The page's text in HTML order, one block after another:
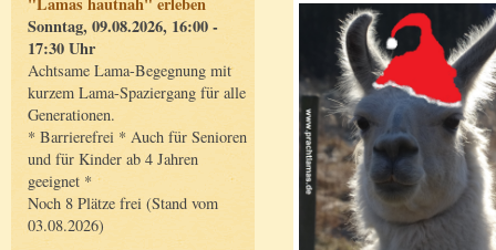
Sonntag, 09.08.2026, 16:00 -
17:30 Uhr
Achtsame Lama-Begegnung mit
kurzem Lama-Spaziergang für alle
Generationen.
* Barrierefrei * Auch für Senioren
und für Kinder ab 4 Jahren
geeignet *
Noch 8 Plätze frei (Stand vom
03.08.2026)